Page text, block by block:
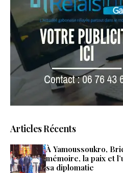
Articles Récents
À Yamoussoukro,
mémoire, la paix et
sa diplomatie